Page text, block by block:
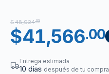
$48,924.00
$41,566.00
Entrega estimada
10 días después de tu compra